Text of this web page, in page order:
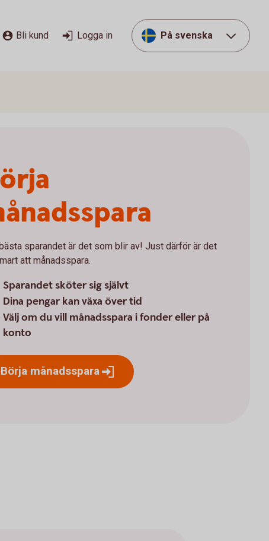
Bli kund Logga in På svenska
sparandet är det som blir av! Just därför är det
att månadsspara.
Sparandet sköter sig självt
Dina pengar kan växa över tid
Välj om du vill månadsspara i fonder eller på
konto
Börja månadsspara